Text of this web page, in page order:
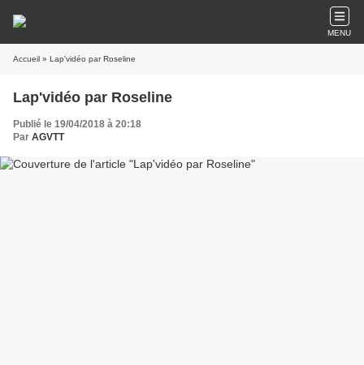
MENU
Accueil » Lap'vidéo par Roseline
Lap'vidéo par Roseline
Publié le 19/04/2018 à 20:18
Par AGVTT